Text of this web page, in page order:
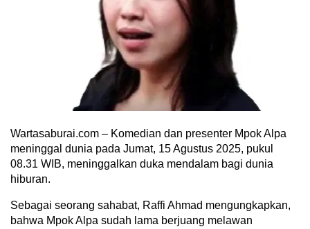
Wartasaburai.com – Komedian dan presenter Mpok Alpa
meninggal dunia pada Jumat, 15 Agustus 2025, pukul
08.31 WIB, meninggalkan duka mendalam bagi dunia
hiburan.
Sebagai seorang sahabat, Raffi Ahmad mengungkapkan,
bahwa Mpok Alpa sudah lama berjuang melawan